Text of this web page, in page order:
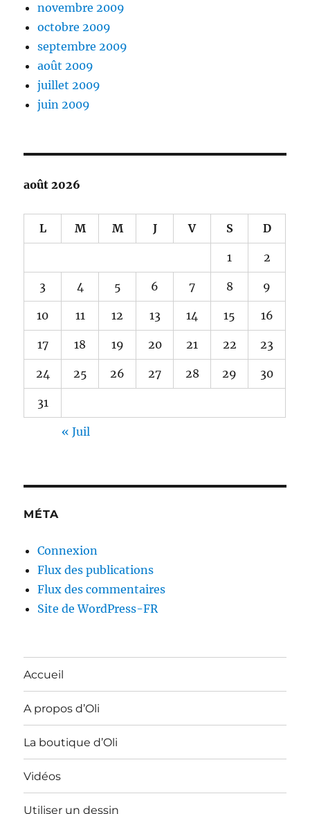
novembre 2009
octobre 2009
septembre 2009
août 2009
juillet 2009
juin 2009
août 2026
L M M J V S D
1 2
3 4 5 6 7 8 9
10 11 12 13 14 15 16
17 18 19 20 21 22 23
24 25 26 27 28 29 30
31
« Juil
MÉTA
Connexion
Flux des publications
Flux des commentaires
Site de WordPress-FR
Accueil
A propos d’Oli
La boutique d’Oli
Vidéos
Utiliser un dessin